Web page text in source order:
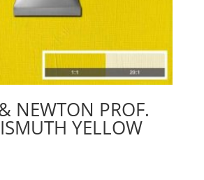
NEWTON PROF.
YELLOW